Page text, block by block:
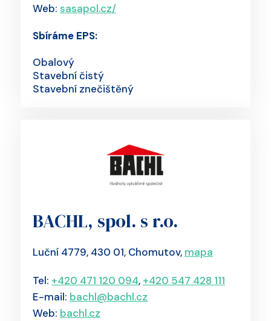
Web: sasapol.cz/
Sbíráme EPS:
Obalový
Stavební čistý
Stavební znečištěný
BACHL, spol. s r.o.
Luční 4779, 430 01, Chomutov, mapa
Tel: +420 471 120 094,+420 547 428 111
E-mail: bachl@bachl.cz
Web: bachl.cz